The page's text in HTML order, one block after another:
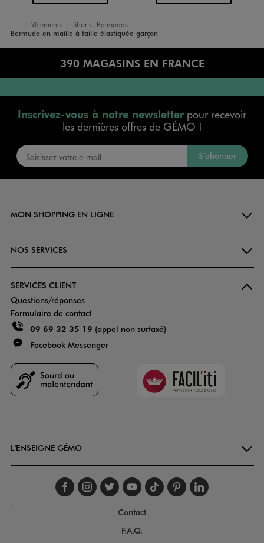
Accueil
Garçon
Vêtements
Shorts, Bermudas
Bermuda en maille à taille élastiquée garçon
390 MAGASINS EN FRANCE
Inscrivez-vous à notre newsletterpour recevoir
les dernières offres de GÉMO !
S’abonner
MON SHOPPING EN LIGNE
NOS SERVICES
SERVICES CLIENT
Questions/réponses
Formulaire de contact
09 69 32 35 19 (appel non surtaxé)
Facebook Messenger
Faciliti
L'ENSEIGNE GÉMO
Suivez-nous sur
Suivez-nous sur
Suivez-nous sur
Suivez-nous
Suivez-nous
Suivez-
.
Contact
F.A.Q.